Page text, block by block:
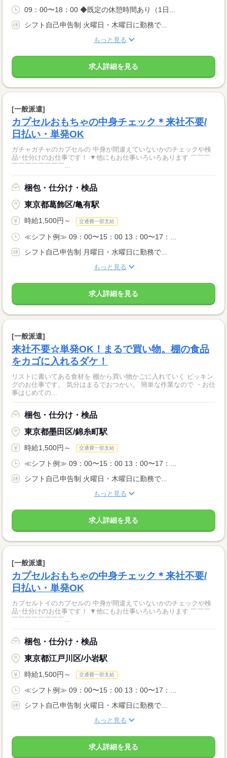
09：00〜18：00 ◆既定の休憩時間あり（1日...
シフト自己申告制 火曜日・木曜日に勤務で...
もっと見る
求人詳細を見る
[一般派遣]
カプセルおもちゃの中身チェック＊来社不要/
日払い・単発OK
ガチャガチャのカプセルの 中身が間違えていないかのチェックや検
品･仕分けのお仕事です！ ▼他にもお仕事いろいろあります ￣￣￣
￣￣￣￣￣￣￣￣...
梱包・仕分け・検品
東京都葛飾区/亀有駅
時給1,500円～ 交通費一部支給
≪シフト例≫ 09：00〜15：00 13：00〜17：...
シフト自己申告制 月曜日・水曜日に勤務で...
もっと見る
求人詳細を見る
[一般派遣]
来社不要☆単発OK！まるで買い物。棚の食品
をカゴに入れるダケ！
リストに書いてある食材を 棚から買い物かごに入れていく ピッキン
グのお仕事です。 気分はまるでおつかい。 簡単な作業なので ・お仕
事はじめての...
梱包・仕分け・検品
東京都墨田区/錦糸町駅
時給1,500円～ 交通費一部支給
≪シフト例≫ 09：00〜15：00 13：00〜17：...
シフト自己申告制 火曜日・木曜日に勤務で...
もっと見る
求人詳細を見る
[一般派遣]
カプセルおもちゃの中身チェック＊来社不要/
日払い・単発OK
カプセルトイのカプセルの 中身が間違えていないかのチェックや検
品･仕分けのお仕事です！ ▼他にもお仕事いろいろあります ￣￣￣
￣￣￣￣￣￣￣￣...
梱包・仕分け・検品
東京都江戸川区/小岩駅
時給1,500円～ 交通費一部支給
≪シフト例≫ 09：00〜15：00 13：00〜17：...
シフト自己申告制 火曜日・木曜日に勤務で...
もっと見る
求人詳細を見る